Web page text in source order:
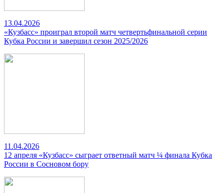
13.04.2026
«Кузбасс» проиграл второй матч четвертьфинальной серии
Кубка России и завершил сезон 2025/2026
11.04.2026
12 апреля «Кузбасс» сыграет ответный матч ¼ финала Кубка
России в Сосновом бору